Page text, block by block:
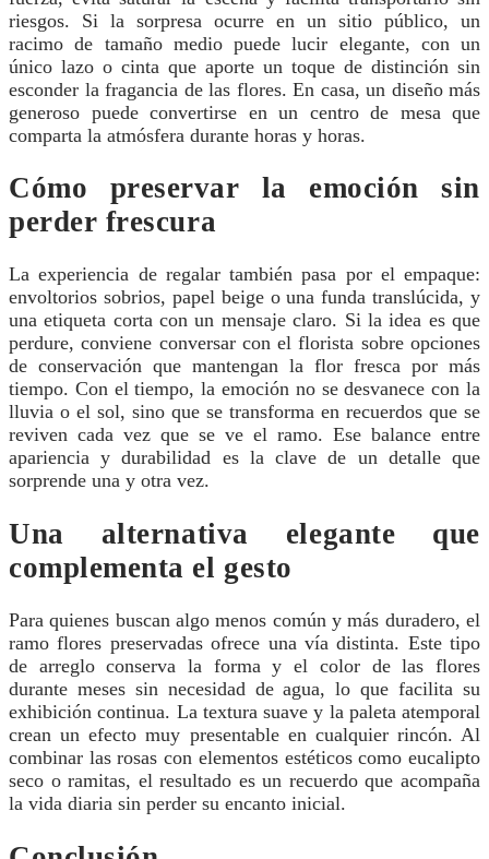
riesgos. Si la sorpresa ocurre en un sitio público, un
racimo de tamaño medio puede lucir elegante, con un
único lazo o cinta que aporte un toque de distinción sin
esconder la fragancia de las flores. En casa, un diseño más
generoso puede convertirse en un centro de mesa que
comparta la atmósfera durante horas y horas.
Cómo preservar la emoción sin
perder frescura
La experiencia de regalar también pasa por el empaque:
envoltorios sobrios, papel beige o una funda translúcida, y
una etiqueta corta con un mensaje claro. Si la idea es que
perdure, conviene conversar con el florista sobre opciones
de conservación que mantengan la flor fresca por más
tiempo. Con el tiempo, la emoción no se desvanece con la
lluvia o el sol, sino que se transforma en recuerdos que se
reviven cada vez que se ve el ramo. Ese balance entre
apariencia y durabilidad es la clave de un detalle que
sorprende una y otra vez.
Una alternativa elegante que
complementa el gesto
Para quienes buscan algo menos común y más duradero, el
ramo flores preservadas ofrece una vía distinta. Este tipo
de arreglo conserva la forma y el color de las flores
durante meses sin necesidad de agua, lo que facilita su
exhibición continua. La textura suave y la paleta atemporal
crean un efecto muy presentable en cualquier rincón. Al
combinar las rosas con elementos estéticos como eucalipto
seco o ramitas, el resultado es un recuerdo que acompaña
la vida diaria sin perder su encanto inicial.